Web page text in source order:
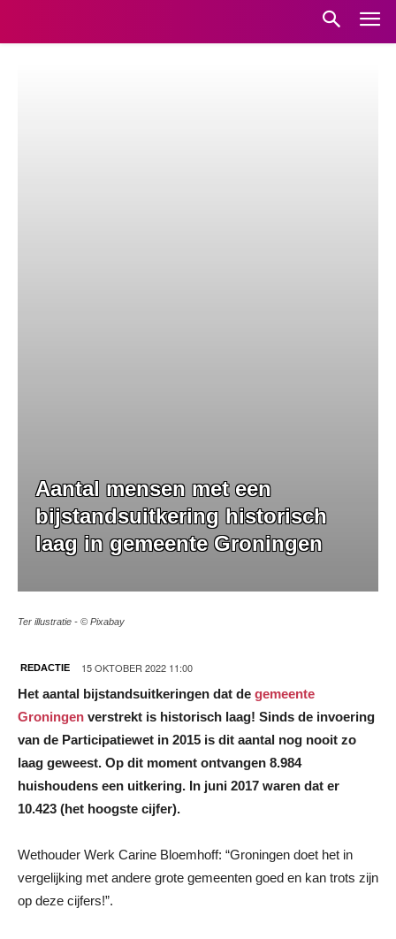
Aantal mensen met een
bijstandsuitkering historisch
laag in gemeente Groningen
Ter illustratie - © Pixabay
REDACTIE 15 OKTOBER 2022 11:00
Het aantal bijstandsuitkeringen dat de gemeente
Groningen verstrekt is historisch laag! Sinds de invoering
van de Participatiewet in 2015 is dit aantal nog nooit zo
laag geweest. Op dit moment ontvangen 8.984
huishoudens een uitkering. In juni 2017 waren dat er
10.423 (het hoogste cijfer).
Wethouder Werk Carine Bloemhoff: “Groningen doet het in
vergelijking met andere grote gemeenten goed en kan trots zijn
op deze cijfers!”.